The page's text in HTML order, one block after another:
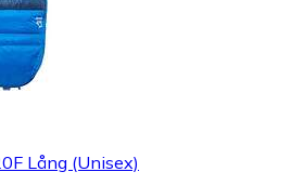
Lång (Unisex)